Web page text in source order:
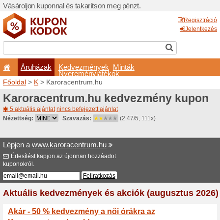
Vásároljon kuponnal és
Áruházak
Főoldal>K>